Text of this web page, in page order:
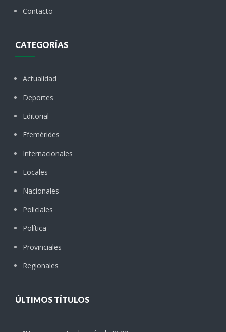
Contacto
CATEGORÍAS
Actualidad
Deportes
Editorial
Efemérides
Internacionales
Locales
Nacionales
Policiales
Política
Provinciales
Regionales
ÚLTIMOS TÍTULOS